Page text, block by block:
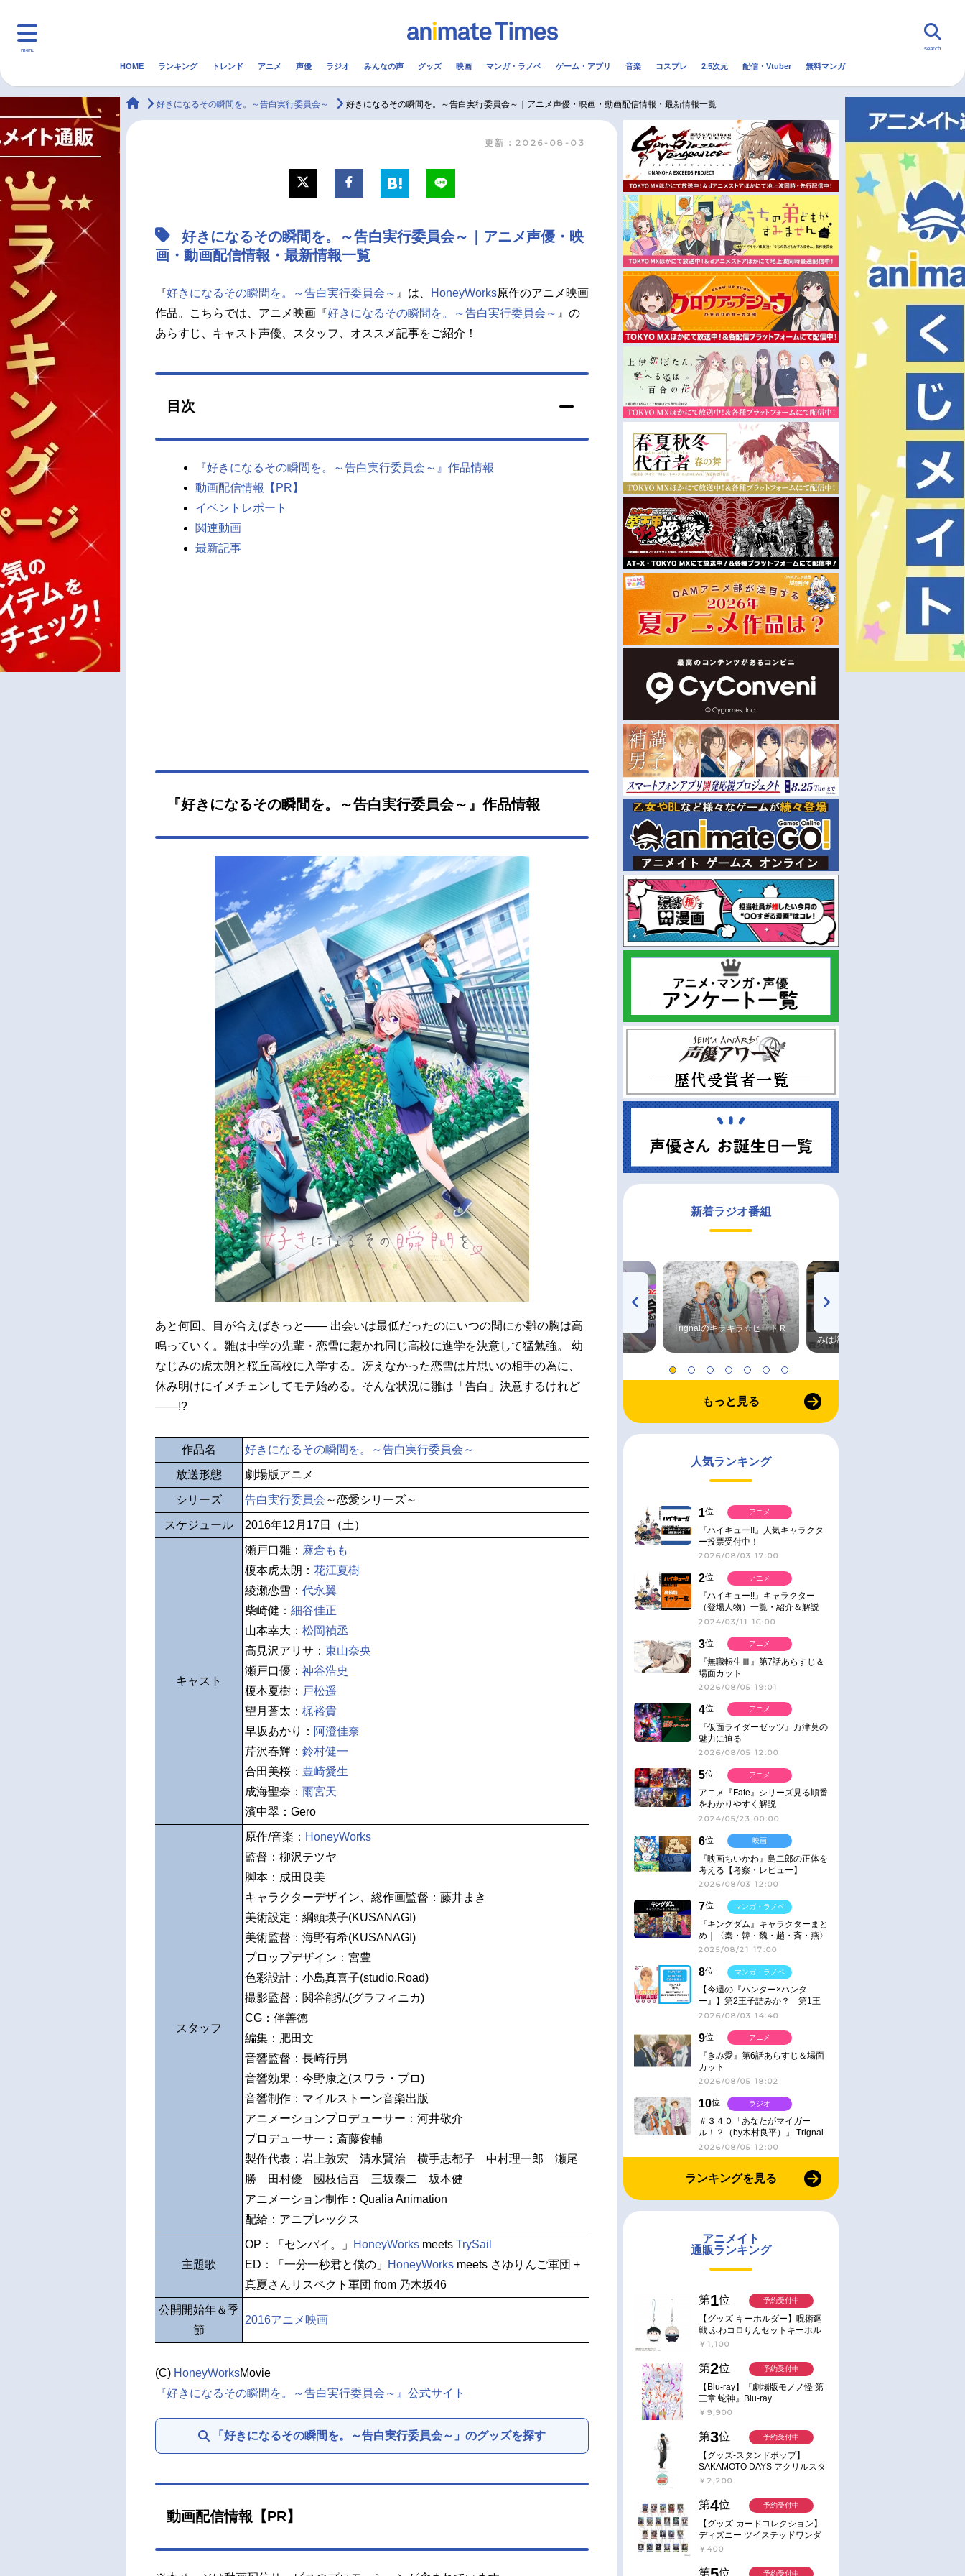
menu
マンガ・ラノベ 2.5次元 配信・Vtuber トレンド 無料マンガ
声優記事一覧
アニメ映画一覧
男性声優/女性声優一覧
今期アニメ曜日別一覧
夏アニメ
秋アニメ
冬アニメ
search
HOME ランキング トレンド アニメ 声優 ラジオ みんなの声 グッズ 映画 マンガ・ラノベ ゲーム・アプリ 音楽 コスプレ 2.5次元 配信・Vtuber 無料マンガ
animateTimes
好きになるその瞬間を。～告白実行委員会～ 好きになるその瞬間を。～告白実行委員会～｜アニメ声優・映画・動画配信情報・最新情報一覧
更新：2026-08-03
好きになるその瞬間を。～告白実行委員会～｜アニメ声優・映
画・動画配信情報・最新情報一覧
『好きになるその瞬間を。～告白実行委員会～ 』は、 HoneyWorks原作のアニメ映画
作品。こちらでは、アニメ映画『好きになるその瞬間を。～告白実行委員会～ 』の
あらすじ、キャスト声優、スタッフ、オススメ記事をご紹介！
目次
『好きになるその瞬間を。～告白実行委員会～』作品情報
動画配信情報【PR】
イベントレポート
関連動画
最新記事
『好きになるその瞬間を。～告白実行委員会～』作品情報
あと何回、目が合えばきっと―― 出会いは最低だったのにいつの間にか雛の胸は高
鳴っていく。雛は中学の先輩・恋雪に惹かれ同じ高校に進学を決意して猛勉強。 幼
なじみの虎太朗と桜丘高校に入学する。冴えなかった恋雪は片思いの相手の為に、
休み明けにイメチェンしてモテ始める。そんな状況に雛は「告白」決意するけれど
――!?
作品名 好きになるその瞬間を。～告白実行委員会～
放送形態 劇場版アニメ
シリーズ 告白実行委員会 ～恋愛シリーズ～
スケジュール 2016年12月17日（土）
キャスト
瀬戸口雛： 麻倉もも
榎本虎太朗： 花江夏樹
綾瀬恋雪： 代永翼
柴崎健： 細谷佳正
山本幸大： 松岡禎丞
高見沢アリサ： 東山奈央
瀬戸口優： 神谷浩史
榎本夏樹： 戸松遥
望月蒼太： 梶裕貴
早坂あかり： 阿澄佳奈
芹沢春輝： 鈴村健一
合田美桜： 豊崎愛生
成海聖奈： 雨宮天
濱中翠：Gero
スタッフ
原作/音楽： HoneyWorks
監督：柳沢テツヤ
脚本：成田良美
キャラクターデザイン、総作画監督：藤井まき
美術設定：綱頭瑛子(KUSANAGI)
美術監督：海野有希(KUSANAGI)
プロップデザイン：宮豊
色彩設計：小島真喜子(studio.Road)
撮影監督：関谷能弘(グラフィニカ)
CG：伴善徳
編集：肥田文
音響監督：長崎行男
音響効果：今野康之(スワラ・プロ)
音響制作：マイルストーン音楽出版
アニメーションプロデューサー：河井敬介
プロデューサー：斎藤俊輔
製作代表：岩上敦宏 清水賢治 横手志都子 中村理一郎 瀬尾
勝 田村優 國枝信吾 三坂泰二 坂本健
アニメーション制作：Qualia Animation
配給：アニプレックス
主題歌
OP：「センパイ。」 HoneyWorks meets TrySail
ED：「一分一秒君と僕の」
HoneyWorks meets さゆりんご軍団 +
真夏さんリスペクト軍団 from 乃木坂46
公開開始年＆季
節
2016アニメ映画
(C) HoneyWorksMovie
『好きになるその瞬間を。～告白実行委員会～』公式サイト
「好きになるその瞬間を。～告白実行委員会～」のグッズを探す
動画配信情報【PR】
新着ラジオ番組
高橋美紀のおんぷの気持ち
♪ in アニメイトタイムズ
TVアニメ『戦隊大失格』
radio 大直会 2nd season
Trignalのキラキラ☆ビートＲ
みは塩だけ
もっと見る
人気ランキング
1位
『ハイキュー!!』人気キャラクタ
ー投票受付中！
2026/08/03 17:00
アニメ
2位
『ハイキュー!!』キャラクター
（登場人物）一覧・紹介＆解説
2024/03/11 16:00
アニメ
3位
『無職転生Ⅲ』第7話あらすじ＆
場面カット
2026/08/05 19:01
アニメ
4位
『仮面ライダーゼッツ』万津莫の
魅力に迫る
2026/08/05 12:00
アニメ
5位
アニメ『Fate』シリーズ見る順番
をわかりやすく解説
2024/05/23 00:00
アニメ
6位
『映画ちいかわ』島二郎の正体を
考える【考察・レビュー】
2026/08/03 12:00
映画
7位
『キングダム』キャラクターまと
め｜〈秦・韓・魏・趙・斉・燕〉
2025/08/21 17:00
マンガ・ラノベ
8位
【今週の『ハンター×ハンタ
ー』】第2王子詰みか？ 第1王
子と第4王子が対峙「発令」＜
2026/08/03 14:40
マンガ・ラノベ
9位
『きみ愛』第6話あらすじ＆場面
カット
2026/08/05 18:02
アニメ
10位
＃３４０「あなたがマイガー
ル！？（by木村良平）」 Trignal
のキラキラ☆ビートＲ
2026/08/05 12:00
ラジオ
ランキングを見る
アニメイト
通販ランキング
第1位
【グッズ-キーホルダー】呪術廻
戦 ふわコロりんセットキーホル
ダー【アニメイト特典付】
￥1,100
予約受付中
第2位
【Blu-ray】『劇場版モノノ怪 第
三章 蛇神』Blu-ray
￥9,900
予約受付中
第3位
【グッズ-スタンドポップ】
SAKAMOTO DAYS アクリルスタ
ンド～Sunny Afternoon～ 4.南雲
￥2,200
予約受付中
第4位
【グッズ-カードコレクション】
ディズニー ツイステッドワンダ
ーランド ランダムカードコレク
￥400
予約受付中
第 位 予約受付中